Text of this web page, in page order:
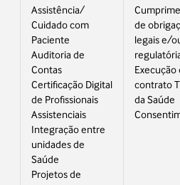
Assistência/
Cuidado com
Paciente
Auditoria de
Contas
Certificação Digital
de Profissionais
Assistenciais
Integração entre
unidades de
Saúde
Projetos de
de
legais e/
Execução
contrato
da Saúde